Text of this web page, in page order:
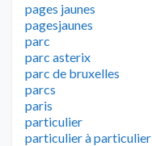
pages jaunes
pagesjaunes
parc
parc asterix
parc de bruxelles
parcs
paris
particulier
particulier à particulier